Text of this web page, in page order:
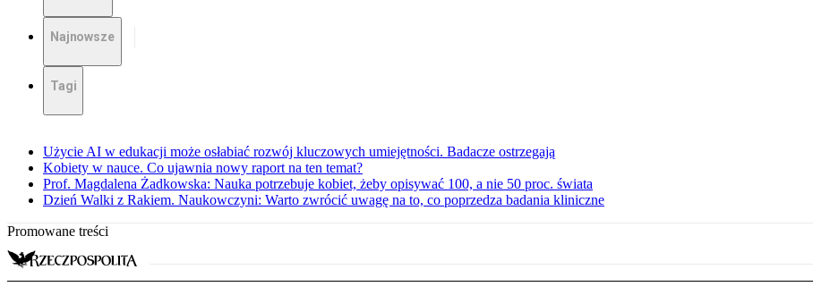
Najnowsze
Tagi
Użycie AI w edukacji może osłabiać rozwój kluczowych umiejętności. Badacze ostrzegają
Kobiety w nauce. Co ujawnia nowy raport na ten temat?
Prof. Magdalena Żadkowska: Nauka potrzebuje kobiet, żeby opisywać 100, a nie 50 proc. świata
Dzień Walki z Rakiem. Naukowczyni: Warto zwrócić uwagę na to, co poprzedza badania kliniczne
Promowane treści